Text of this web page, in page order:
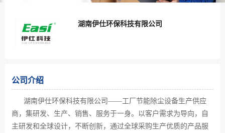
湖南伊仕环保科技有限公司
公司介绍
湖南伊仕环保科技有限公司——工厂节能除尘设备生产供应
商，集研发、生产、销售、服务于一身。以客户需求为导向，自
主研发和全球设计，不断创新，通过全球采购生产优质的产品服